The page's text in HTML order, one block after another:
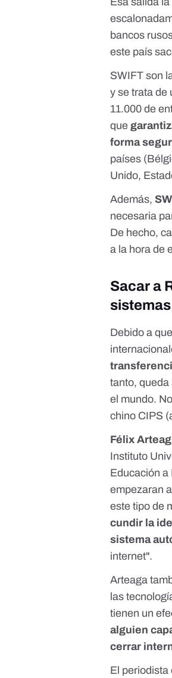
bancos
este país
SWIFT son
y se trata de
11.000 de
que
forma
países
Unido,
Además,
necesaria
De hecho,
a la hora de
Sacar a
Debido a
tanto, queda
el mundo.
chino CIPS
Félix
Instituto
Educación
empezaran
este tipo de
cundir la
sistema
internet".
Arteaga
las
tienen un
alguien
cerrar
El periodista